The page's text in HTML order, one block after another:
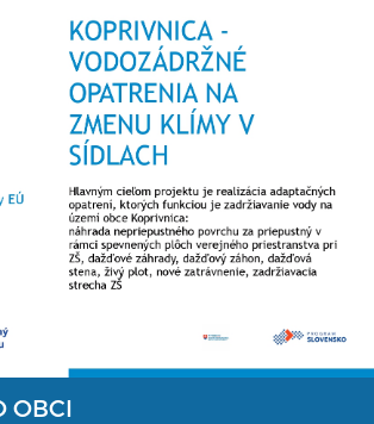
OBCI